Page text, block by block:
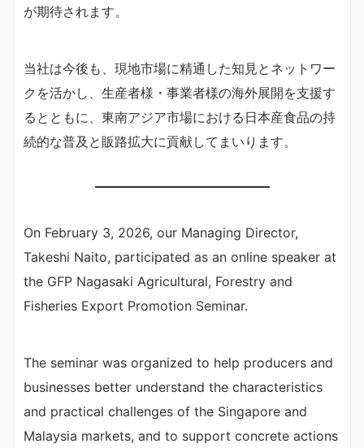
が期待されます。
当社は今後も、現地市場に精通した知見とネットワー
クを活かし、生産者様・事業者様の海外展開を支援す
るとともに、東南アジア市場における日本産食品の持
続的な普及と販路拡大に貢献してまいります。
On February 3, 2026, our Managing Director,
Takeshi Naito, participated as an online speaker at
the GFP Nagasaki Agricultural, Forestry and
Fisheries Export Promotion Seminar.
The seminar was organized to help producers and
businesses better understand the characteristics
and practical challenges of the Singapore and
Malaysia markets, and to support concrete actions